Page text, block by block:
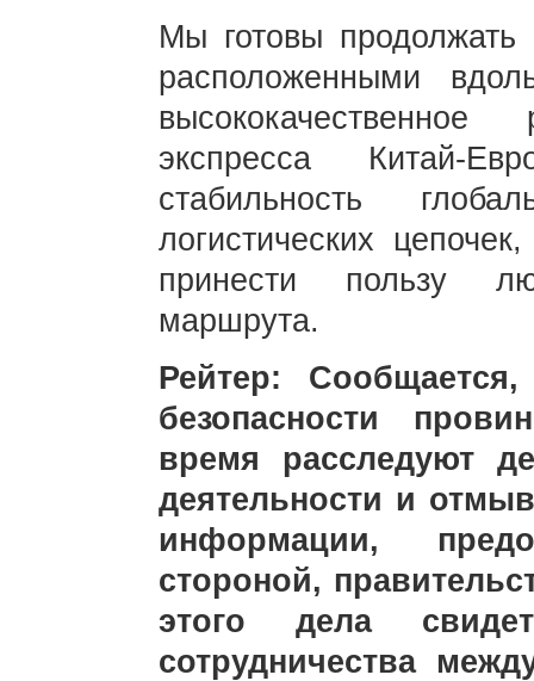
Мы готовы продолжать
расположенными
высококачественное
экспресса Китай-
стабильность
логистических
принести пользу
маршрута.
Рейтер:
безопасности
время расследуют
деятельности и
информации,
стороной,
этого дела
сотрудничества